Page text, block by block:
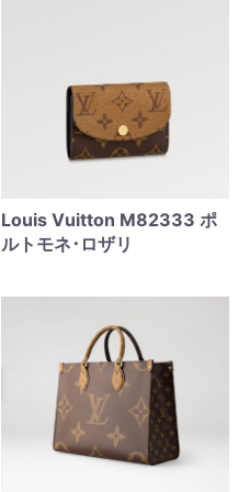
Louis Vuitton M82333 ポ
ルトモネ･ロザリ